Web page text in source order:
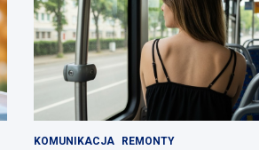
KOMUNIKACJA REMONTY